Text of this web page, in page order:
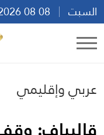
السبت
23:45
عربي وإقليمي